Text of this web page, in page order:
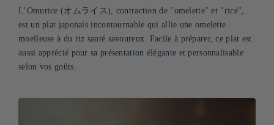
L’Omurice (オムライス), contraction de "omelette" et "rice",
est un plat japonais incontournable qui allie une omelette
moelleuse à du riz sauté savoureux. Facile à préparer, ce plat est
aussi apprécié pour sa présentation élégante et personnalisable
selon vos goûts.